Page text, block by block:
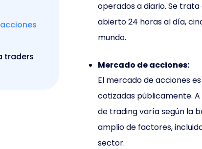
operados a diario. Se
abierto 24 horas al día,
mundo.
Mercado de acciones:
El mercado de acciones
cotizadas públicamente.
de trading varía según la
amplio de factores,
sector.
acciones
traders